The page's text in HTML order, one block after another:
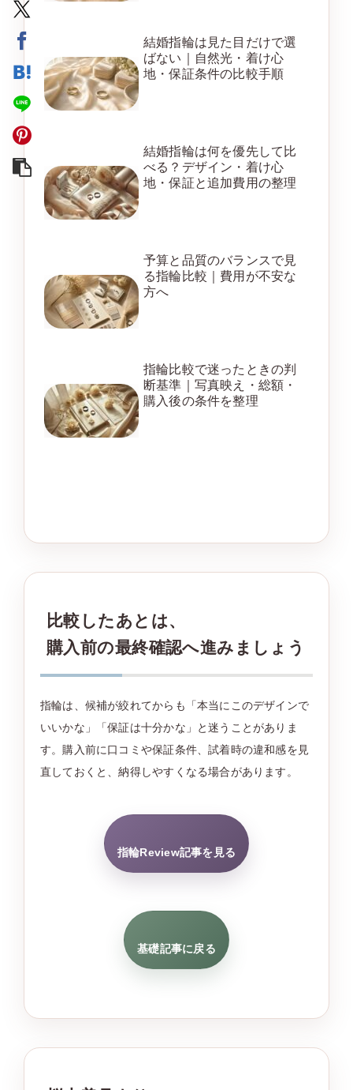
結婚指輪は見た目だけで選
ばない｜自然光・着け心
地・保証条件の比較手順
結婚指輪は何を優先して比
べる？デザイン・着け心
地・保証と追加費用の整理
予算と品質のバランスで見
る指輪比較｜費用が不安な
方へ
指輪比較で迷ったときの判
断基準｜写真映え・総額・
購入後の条件を整理
比較したあとは、
購入前の最終確認へ進みましょう
指輪は、候補が絞れてからも「本当にこのデザインで
いいかな」「保証は十分かな」と迷うことがありま
す。購入前に口コミや保証条件、試着時の違和感を見
直しておくと、納得しやすくなる場合があります。
指輪Review記事を見る
基礎記事に戻る